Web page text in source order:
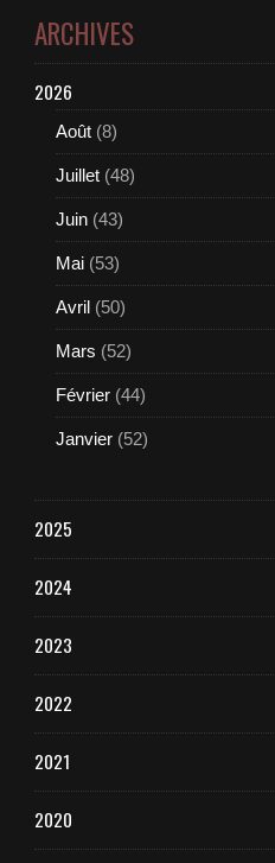
ARCHIVES
2026
Août (8)
Juillet (48)
Juin (43)
Mai (53)
Avril (50)
Mars (52)
Février (44)
Janvier (52)
2025
2024
2023
2022
2021
2020